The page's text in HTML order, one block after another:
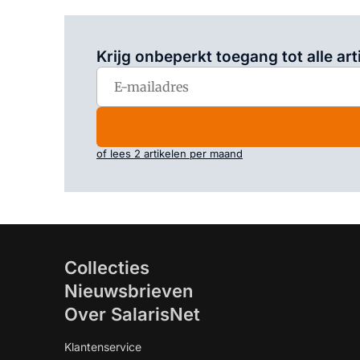
Krijg onbeperkt toegang tot alle
of lees 2 artikelen per maand
Collecties
Nieuwsbrieven
Over SalarisNet
Klantenservice